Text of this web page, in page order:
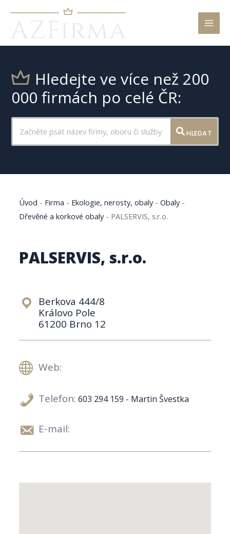
Hledejte ve více než 200
000 firmách po celé ČR:
HLEDAT
Úvod - Firma - Ekologie, nerosty, obaly-Obaly-
Dřevěné a korkové obaly- PALSERVIS, s.r.o.
PALSERVIS, s.r.o.
Berkova 444/8
Královo Pole
61200 Brno 12
Web:
Telefon: 603 294 159 - Martin Švestka
E-mail: